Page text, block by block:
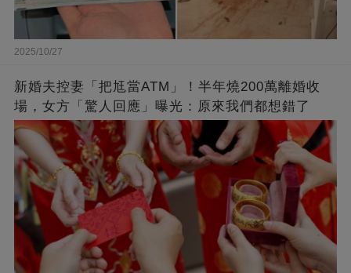
2025/10/27
新婚夫控妻「把尪當ATM」！半年燒200萬離婚收
場，女方「驚人回應」曝光：原來我們都想錯了